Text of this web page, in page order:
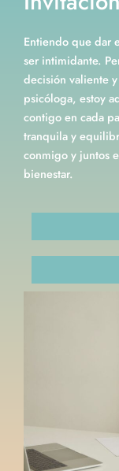
Entiendo que dar
ser intimidante.
decisión valiente
psicóloga, estoy
contigo en cada
tranquila y
conmigo y juntos
bienestar.